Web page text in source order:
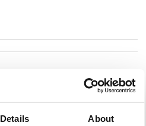
Details About
tot 25